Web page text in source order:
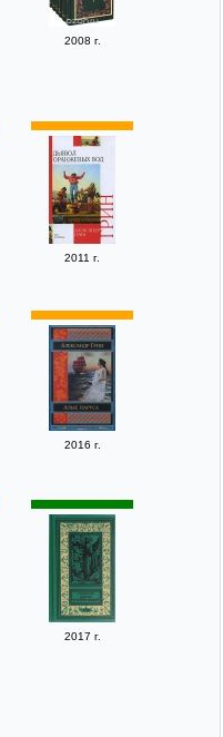
2008 г.
2011 г.
2016 г.
2017 г.